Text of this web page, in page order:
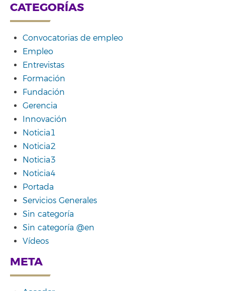
CATEGORÍAS
Convocatorias de empleo
Empleo
Entrevistas
Formación
Fundación
Gerencia
Innovación
Noticia1
Noticia2
Noticia3
Noticia4
Portada
Servicios Generales
Sin categoría
Sin categoría @en
Vídeos
META